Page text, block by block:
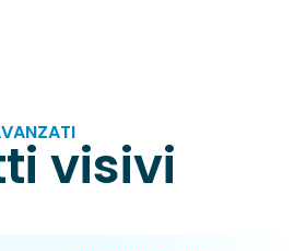
visivi